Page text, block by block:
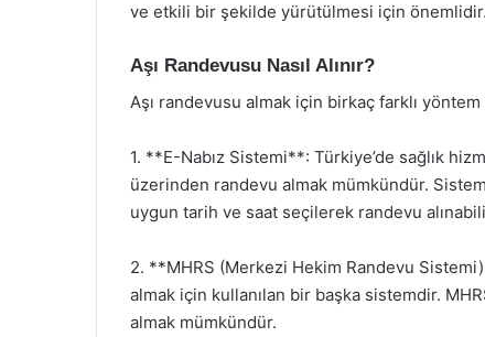
ve etkili bir şekilde yürütülmesi için önemlidir.
Aşı Randevusu Nasıl Alınır?
Aşı randevusu almak için birkaç farklı yöntem
1. **E-Nabız Sistemi**: Türkiye’de sağlık
üzerinden randevu almak mümkündür.
uygun tarih ve saat seçilerek randevu
2. **MHRS (Merkezi Hekim Randevu
almak için kullanılan bir başka sistemdir.
almak mümkündür.